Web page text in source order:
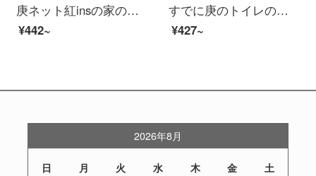
庚ネット紅insの家の寝室は簡単に現代のベッドサイドのじゅうたんにいっぱい敷かれています。客間じゅうたんのテーブルは北欧の可愛いグラデーションの絨毯のクッションです。
¥442~
すでに庚のトイレの浴室の入り口の家庭用吸水滑り止めマットバスタブの浴室マットトイレの吸水マットの入り口に入ります。
¥427~
2026年8月
日 月 火 水 木 金 土